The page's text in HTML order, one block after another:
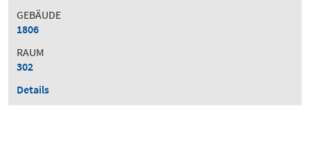
GEBÄUDE
1806
RAUM
302
Details